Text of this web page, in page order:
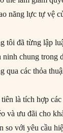
năng lực tự vệ
tôi đã từng lập
ninh chung trong
qua các thỏa
là tích hợp
và ưu đãi cho
so với yêu cầu